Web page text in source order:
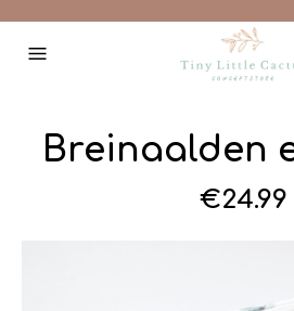
Breinaalden
€24.99